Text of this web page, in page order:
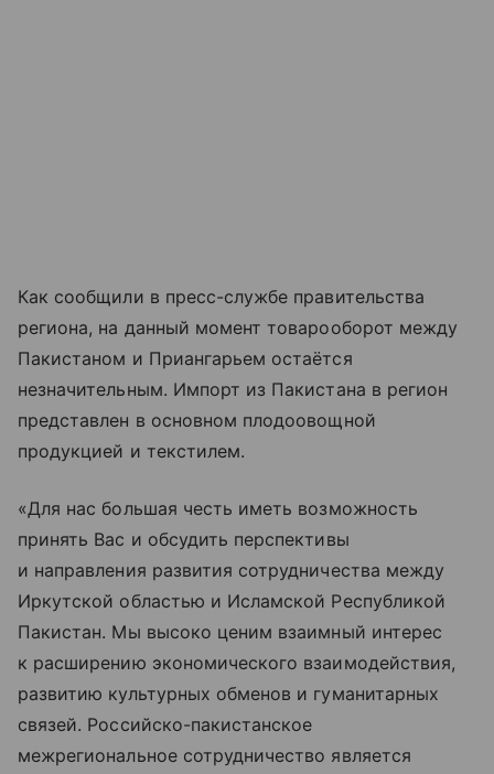
Как сообщили в пресс-службе правительства
региона, на данный момент товарооборот между
Пакистаном и Приангарьем остаётся
незначительным. Импорт из Пакистана в регион
представлен в основном плодоовощной
продукцией и текстилем.
«Для нас большая честь иметь возможность
принять Вас и обсудить перспективы
и направления развития сотрудничества между
Иркутской областью и Исламской Республикой
Пакистан. Мы высоко ценим взаимный интерес
к расширению экономического взаимодействия,
развитию культурных обменов и гуманитарных
связей. Российско-пакистанское
межрегиональное сотрудничество является